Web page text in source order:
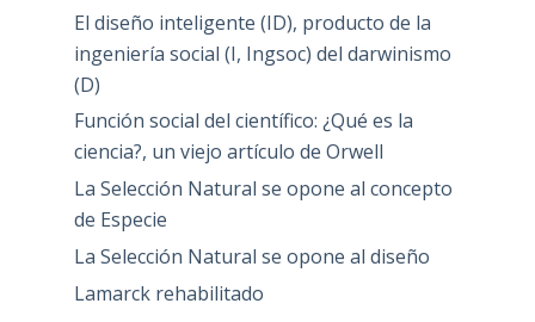
El diseño inteligente (ID), producto de la
ingeniería social (I, Ingsoc) del darwinismo
(D)
Función social del científico: ¿Qué es la
ciencia?, un viejo artículo de Orwell
La Selección Natural se opone al concepto
de Especie
La Selección Natural se opone al diseño
Lamarck rehabilitado